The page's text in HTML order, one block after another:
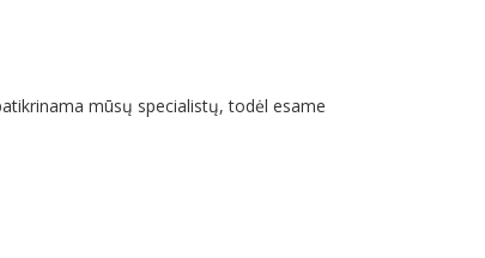
mūsų specialistų, todėl esame